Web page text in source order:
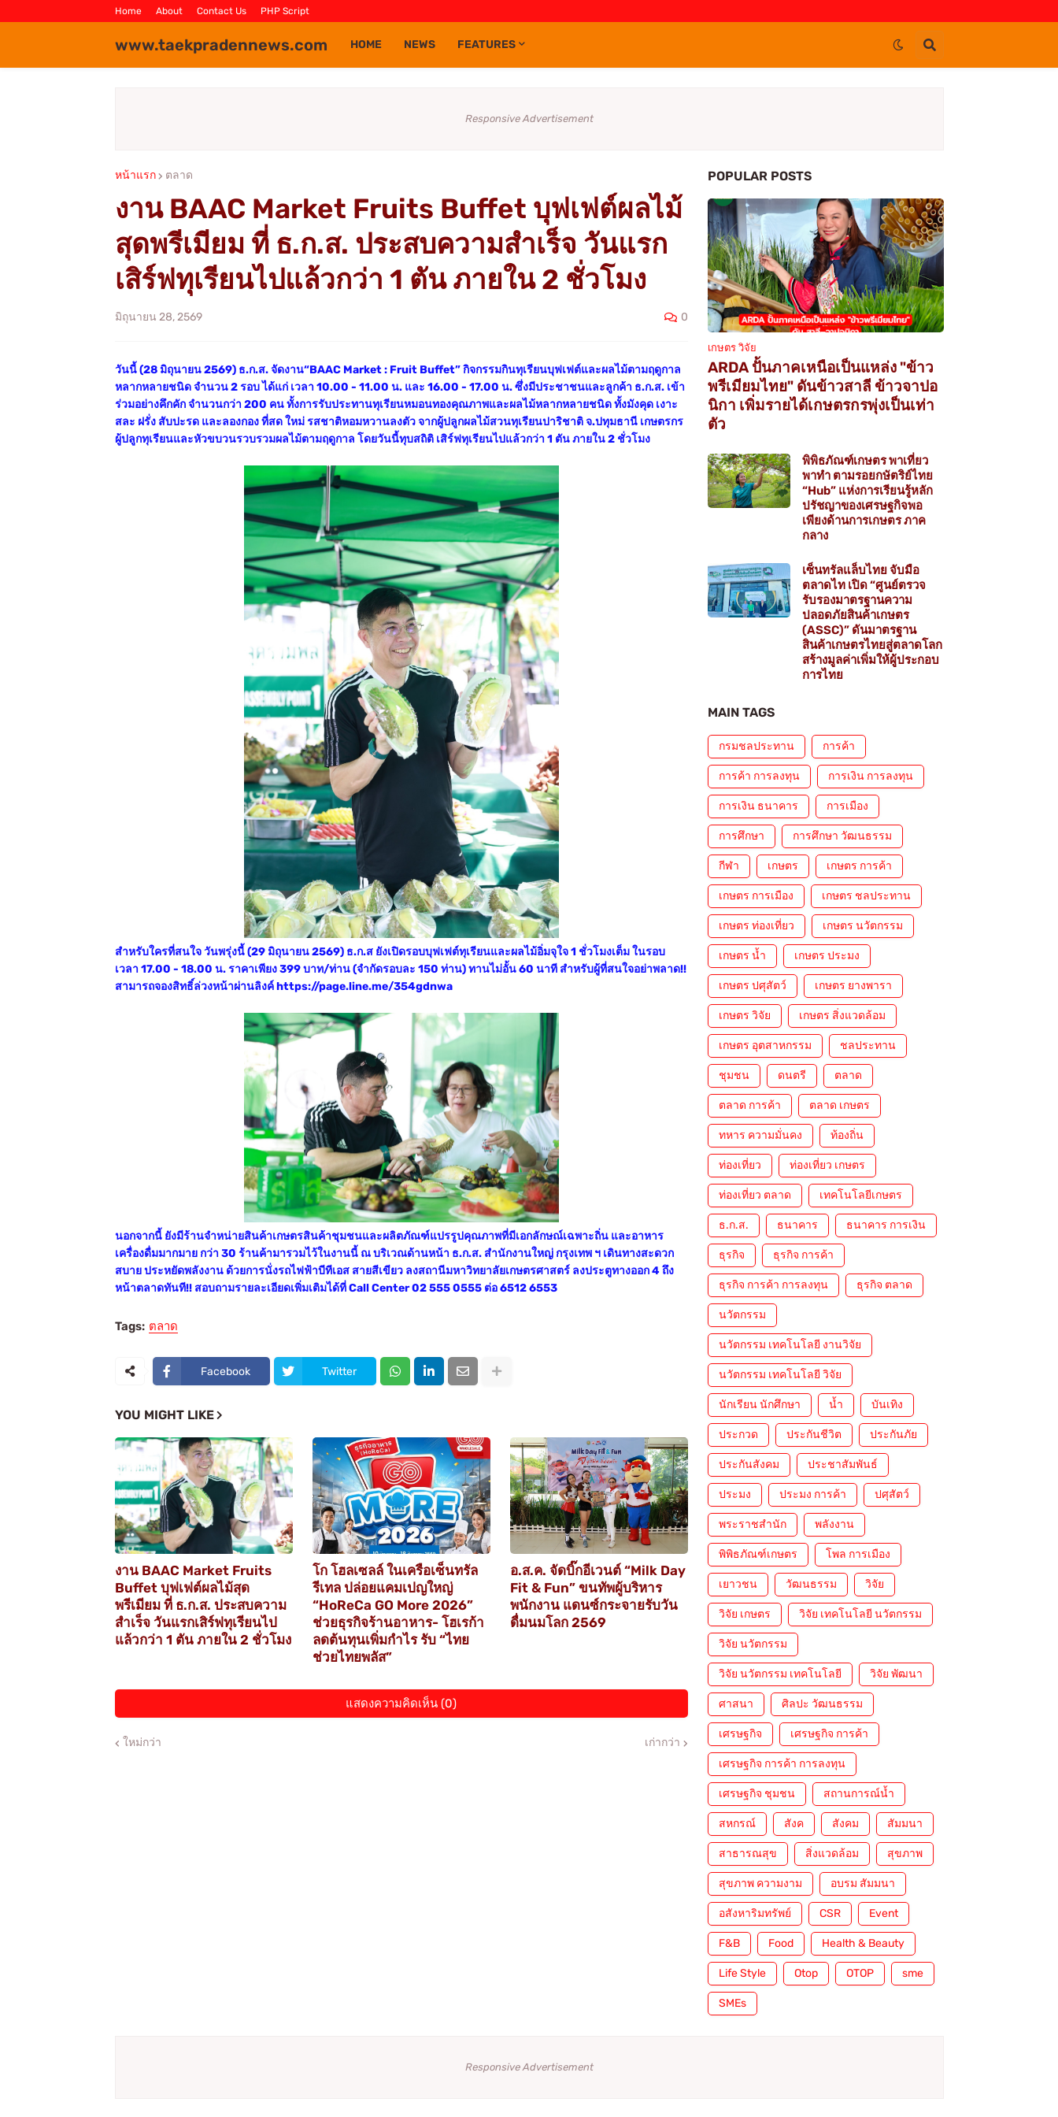
Home About Contact Us PHP Script
www.taekpradennews.com HOME NEWS FEATURES
Responsive Advertisement
หน้าแรก ตลาด
งาน BAAC Market Fruits Buffet บุฟเฟต์ผลไม้
สุดพรีเมียม ที่ ธ.ก.ส. ประสบความสำเร็จ วันแรก
เสิร์ฟทุเรียนไปแล้วกว่า 1 ตัน ภายใน 2 ชั่วโมง
มิถุนายน 28, 2569 0
วันนี้ (28 มิถุนายน 2569) ธ.ก.ส. จัดงาน“BAAC Market : Fruit Buffet” กิจกรรมกินทุเรียนบุฟเฟต์และผลไม้ตามฤดูกาล
หลากหลายชนิด จำนวน 2 รอบ ได้แก่ เวลา 10.00 - 11.00 น. และ 16.00 - 17.00 น. ซึ่งมีประชาชนและลูกค้า ธ.ก.ส. เข้า
ร่วมอย่างคึกคัก จำนวนกว่า 200 คน ทั้งการรับประทานทุเรียนหมอนทองคุณภาพและผลไม้หลากหลายชนิด ทั้งมังคุด เงาะ
สละ ฝรั่ง สับปะรด และลองกอง ที่สด ใหม่ รสชาติหอมหวานลงตัว จากผู้ปลูกผลไม้สวนทุเรียนปาริชาติ จ.ปทุมธานี เกษตรกร
ผู้ปลูกทุเรียนและหัวขบวนรวบรวมผลไม้ตามฤดูกาล โดยวันนี้ทุบสถิติ เสิร์ฟทุเรียนไปแล้วกว่า 1 ตัน ภายใน 2 ชั่วโมง
สำหรับใครที่สนใจ วันพรุ่งนี้ (29 มิถุนายน 2569) ธ.ก.ส ยังเปิดรอบบุฟเฟต์ทุเรียนและผลไม้อิ่มจุใจ 1 ชั่วโมงเต็ม ในรอบ
เวลา 17.00 - 18.00 น. ราคาเพียง 399 บาท/ท่าน (จำกัดรอบละ 150 ท่าน) ทานไม่อั้น 60 นาที สำหรับผู้ที่สนใจอย่าพลาด!!
สามารถจองสิทธิ์ล่วงหน้าผ่านลิงค์ https://page.line.me/354gdnwa
นอกจากนี้ ยังมีร้านจำหน่ายสินค้าเกษตรสินค้าชุมชนและผลิตภัณฑ์แปรรูปคุณภาพที่มีเอกลักษณ์เฉพาะถิ่น และอาหาร
เครื่องดื่มมากมาย กว่า 30 ร้านค้ามารวมไว้ในงานนี้ ณ บริเวณด้านหน้า ธ.ก.ส. สำนักงานใหญ่ กรุงเทพ ฯ เดินทางสะดวก
สบาย ประหยัดพลังงาน ด้วยการนั่งรถไฟฟ้าบีทีเอส สายสีเขียว ลงสถานีมหาวิทยาลัยเกษตรศาสตร์ ลงประตูทางออก 4 ถึง
หน้าตลาดทันที!! สอบถามรายละเอียดเพิ่มเติมได้ที่ Call Center 02 555 0555 ต่อ 6512 6553
Tags: ตลาด
Facebook Twitter
YOU MIGHT LIKE
งาน BAAC Market Fruits
Buffet บุฟเฟต์ผลไม้สุด
พรีเมียม ที่ ธ.ก.ส. ประสบความ
สำเร็จ วันแรกเสิร์ฟทุเรียนไป
แล้วกว่า 1 ตัน ภายใน 2 ชั่วโมง
โก โฮลเซลล์ ในเครือเซ็นทรัล
รีเทล ปล่อยแคมเปญใหญ่
“HoReCa GO More 2026”
ช่วยธุรกิจร้านอาหาร- โฮเรก้า
ลดต้นทุนเพิ่มกำไร รับ “ไทย
ช่วยไทยพลัส”
อ.ส.ค. จัดบิ๊กอีเวนต์ “Milk Day
Fit & Fun” ขนทัพผู้บริหาร
พนักงาน แดนซ์กระจายรับวัน
ดื่มนมโลก 2569
แสดงความคิดเห็น (0)
ใหม่กว่า เก่ากว่า
POPULAR POSTS
เกษตร วิจัย
ARDA ปั้นภาคเหนือเป็นแหล่ง "ข้าว
พรีเมียมไทย" ดันข้าวสาลี ข้าวจาปอ
นิกา เพิ่มรายได้เกษตรกรพุ่งเป็นเท่า
ตัว
พิพิธภัณฑ์เกษตร พาเที่ยว
พาทำ ตามรอยกษัตริย์ไทย
“Hub” แห่งการเรียนรู้หลัก
ปรัชญาของเศรษฐกิจพอ
เพียงด้านการเกษตร ภาค
กลาง
เซ็นทรัลแล็บไทย จับมือ
ตลาดไท เปิด “ศูนย์ตรวจ
รับรองมาตรฐานความ
ปลอดภัยสินค้าเกษตร
(ASSC)” ดันมาตรฐาน
สินค้าเกษตรไทยสู่ตลาดโลก
สร้างมูลค่าเพิ่มให้ผู้ประกอบ
การไทย
MAIN TAGS
กรมชลประทาน การค้า
การค้า การลงทุน การเงิน การลงทุน
การเงิน ธนาคาร การเมือง
การศึกษา การศึกษา วัฒนธรรม
กีฬา เกษตร เกษตร การค้า
เกษตร การเมือง เกษตร ชลประทาน
เกษตร ท่องเที่ยว เกษตร นวัตกรรม
เกษตร น้ำ เกษตร ประมง
เกษตร ปศุสัตว์ เกษตร ยางพารา
เกษตร วิจัย เกษตร สิ่งแวดล้อม
เกษตร อุตสาหกรรม ชลประทาน
ชุมชน ดนตรี ตลาด
ตลาด การค้า ตลาด เกษตร
ทหาร ความมั่นคง ท้องถิ่น
ท่องเที่ยว ท่องเที่ยว เกษตร
ท่องเที่ยว ตลาด เทคโนโลยีเกษตร
ธ.ก.ส. ธนาคาร ธนาคาร การเงิน
ธุรกิจ ธุรกิจ การค้า
ธุรกิจ การค้า การลงทุน ธุรกิจ ตลาด
นวัตกรรม
นวัตกรรม เทคโนโลยี งานวิจัย
นวัตกรรม เทคโนโลยี วิจัย
นักเรียน นักศึกษา น้ำ บันเทิง
ประกวด ประกันชีวิต ประกันภัย
ประกันสังคม ประชาสัมพันธ์
ประมง ประมง การค้า ปศุสัตว์
พระราชสำนัก พลังงาน
พิพิธภัณฑ์เกษตร โพล การเมือง
เยาวชน วัฒนธรรม วิจัย
วิจัย เกษตร วิจัย เทคโนโลยี นวัตกรรม
วิจัย นวัตกรรม
วิจัย นวัตกรรม เทคโนโลยี วิจัย พัฒนา
ศาสนา ศิลปะ วัฒนธรรม
เศรษฐกิจ เศรษฐกิจ การค้า
เศรษฐกิจ การค้า การลงทุน
เศรษฐกิจ ชุมชน สถานการณ์น้ำ
สหกรณ์ สังค สังคม สัมมนา
สาธารณสุข สิ่งแวดล้อม สุขภาพ
สุขภาพ ความงาม อบรม สัมมนา
อสังหาริมทรัพย์ CSR Event
F&B Food Health & Beauty
Life Style Otop OTOP sme
SMEs
Responsive Advertisement